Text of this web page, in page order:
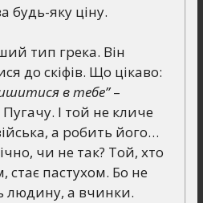
будь-яку ціну.
тип грека. Він
до скіфів. Що цікаво:
в тебе”–
І той не кличе
а робить його…
чи не так? Той, хто
стає пастухом. Бо не
людину, а вчинки.